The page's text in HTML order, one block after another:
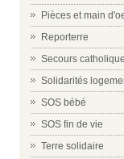
Pièces et main
Reporterre
Secours catholique
Solidarités
SOS bébé
SOS fin de vie
Terre solidaire